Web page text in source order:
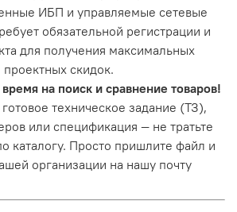
ИБП и управляемые сетевые
обязательной регистрации и
для получения максимальных
проектных скидок.
на поиск и сравнение товаров!
готовое техническое задание (ТЗ),
или спецификация — не тратьте
каталогу. Просто пришлите файл и
организации на нашу почту